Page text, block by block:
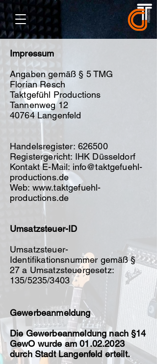
Impressum
Angaben gemäß § 5 TMG
Florian Resch
Taktgefühl Productions
Tannenweg 12
40764 Langenfeld
Handelsregister: 626500
Registergericht: IHK Düsseldorf
Kontakt E-Mail: info@taktgefuehl-
productions.de
Web: www.taktgefuehl-
productions.de
Umsatzsteuer-ID
Umsatzsteuer-
Identifikationsnummer gemäß §
27 a Umsatzsteuergesetz:
135/5235/3403
Gewerbeanmeldung
Die Gewerbeanmeldung nach §14
GewO wurde am01.02.2023
durch Stadt Langenfeld erteilt.